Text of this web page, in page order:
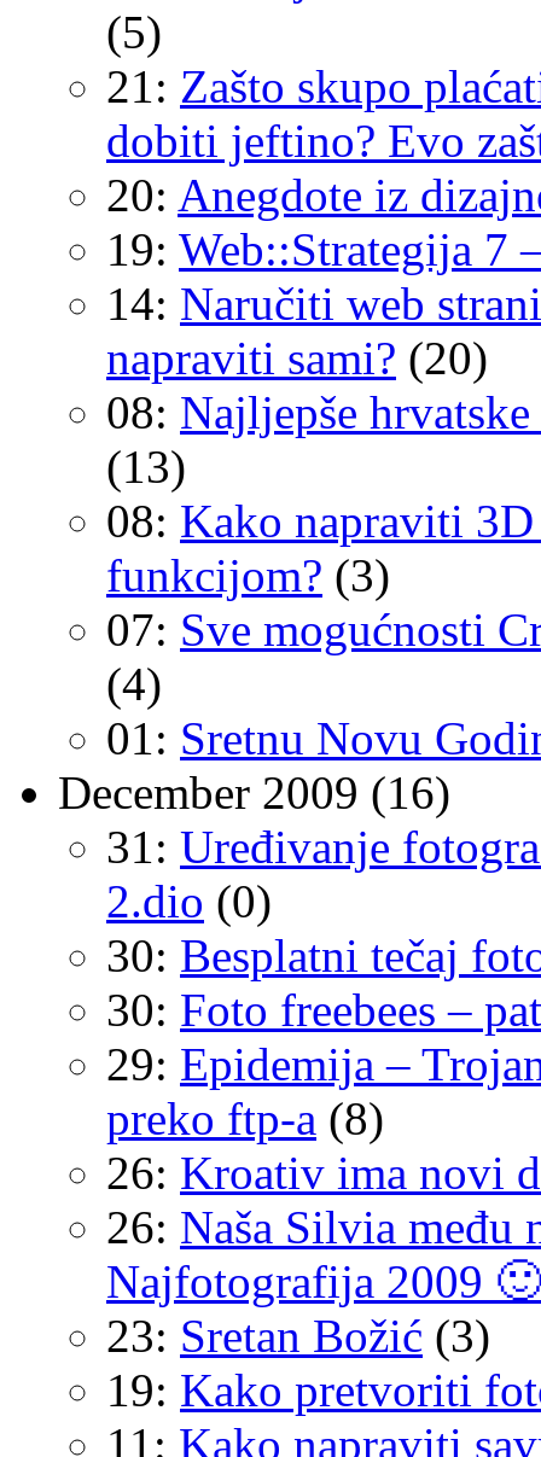
(5)
21: Zašto skupo
dobiti jeftino? Evo
20: Anegdote iz
19: Web::Strategija 7
14: Naručiti web
napraviti sami? (20)
08: Najljepše
(13)
08: Kako napraviti 3D
funkcijom? (3)
07: Sve mogućnosti
(4)
01: Sretnu Novu
December 2009 (16)
31: Uređivanje
2.dio (0)
30: Besplatni tečaj
30: Foto freebees –
29: Epidemija –
preko ftp-a (8)
26: Kroativ ima novi
26: Naša Silvia među
Najfotografija 2009 🙂
23: Sretan Božić (3)
19: Kako pretvoriti
11: Kako napraviti